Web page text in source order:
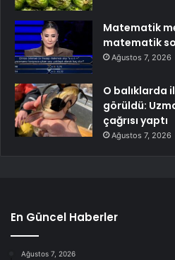
Matematik
matematik
Ağustos 7, 2026
O balıklarda
görüldü:
çağrısı yaptı
Ağustos 7, 2026
En Güncel Haberler
Ağustos 7, 2026